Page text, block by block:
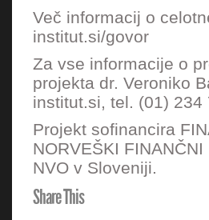
Več informacij o
institut.si/govor
Za vse informacije o
projekta dr. Veroniko
institut.si, tel. (01) 234
Projekt sofinancira
NORVEŠKI
NVO v Sloveniji.
Share This